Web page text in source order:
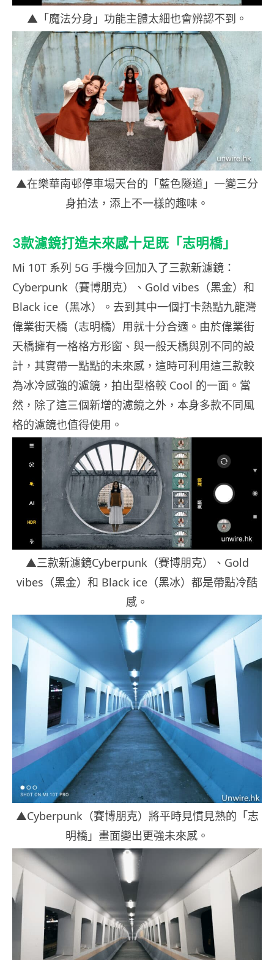
▲「魔法分身」功能主體太細也會辨認不到。
▲在樂華南邨停車場天台的「藍色隧道」一變三分
身拍法，添上不一樣的趣味。
3款濾鏡打造未來感十足既「志明橋」
Mi 10T 系列 5G 手機今回加入了三款新濾鏡：
Cyberpunk（賽博朋克）、Gold vibes（黑金）和
Black ice（黑冰）。去到其中一個打卡熱點九龍灣
偉業街天橋（志明橋）用就十分合適。由於偉業街
天橋擁有一格格方形窗、與一般天橋與別不同的設
計，其實帶一點點的未來感，這時可利用這三款較
為冰冷感強的濾鏡，拍出型格較 Cool 的一面。當
然，除了這三個新增的濾鏡之外，本身多款不同風
格的濾鏡也值得使用。
▲三款新濾鏡Cyberpunk（賽博朋克）、Gold
vibes（黑金）和 Black ice（黑冰）都是帶點冷酷
感。
▲Cyberpunk（賽博朋克）將平時見慣見熟的「志
明橋」畫面變出更強未來感。